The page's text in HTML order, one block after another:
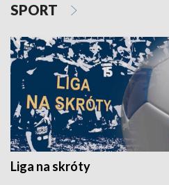
SPORT
Liga na skróty